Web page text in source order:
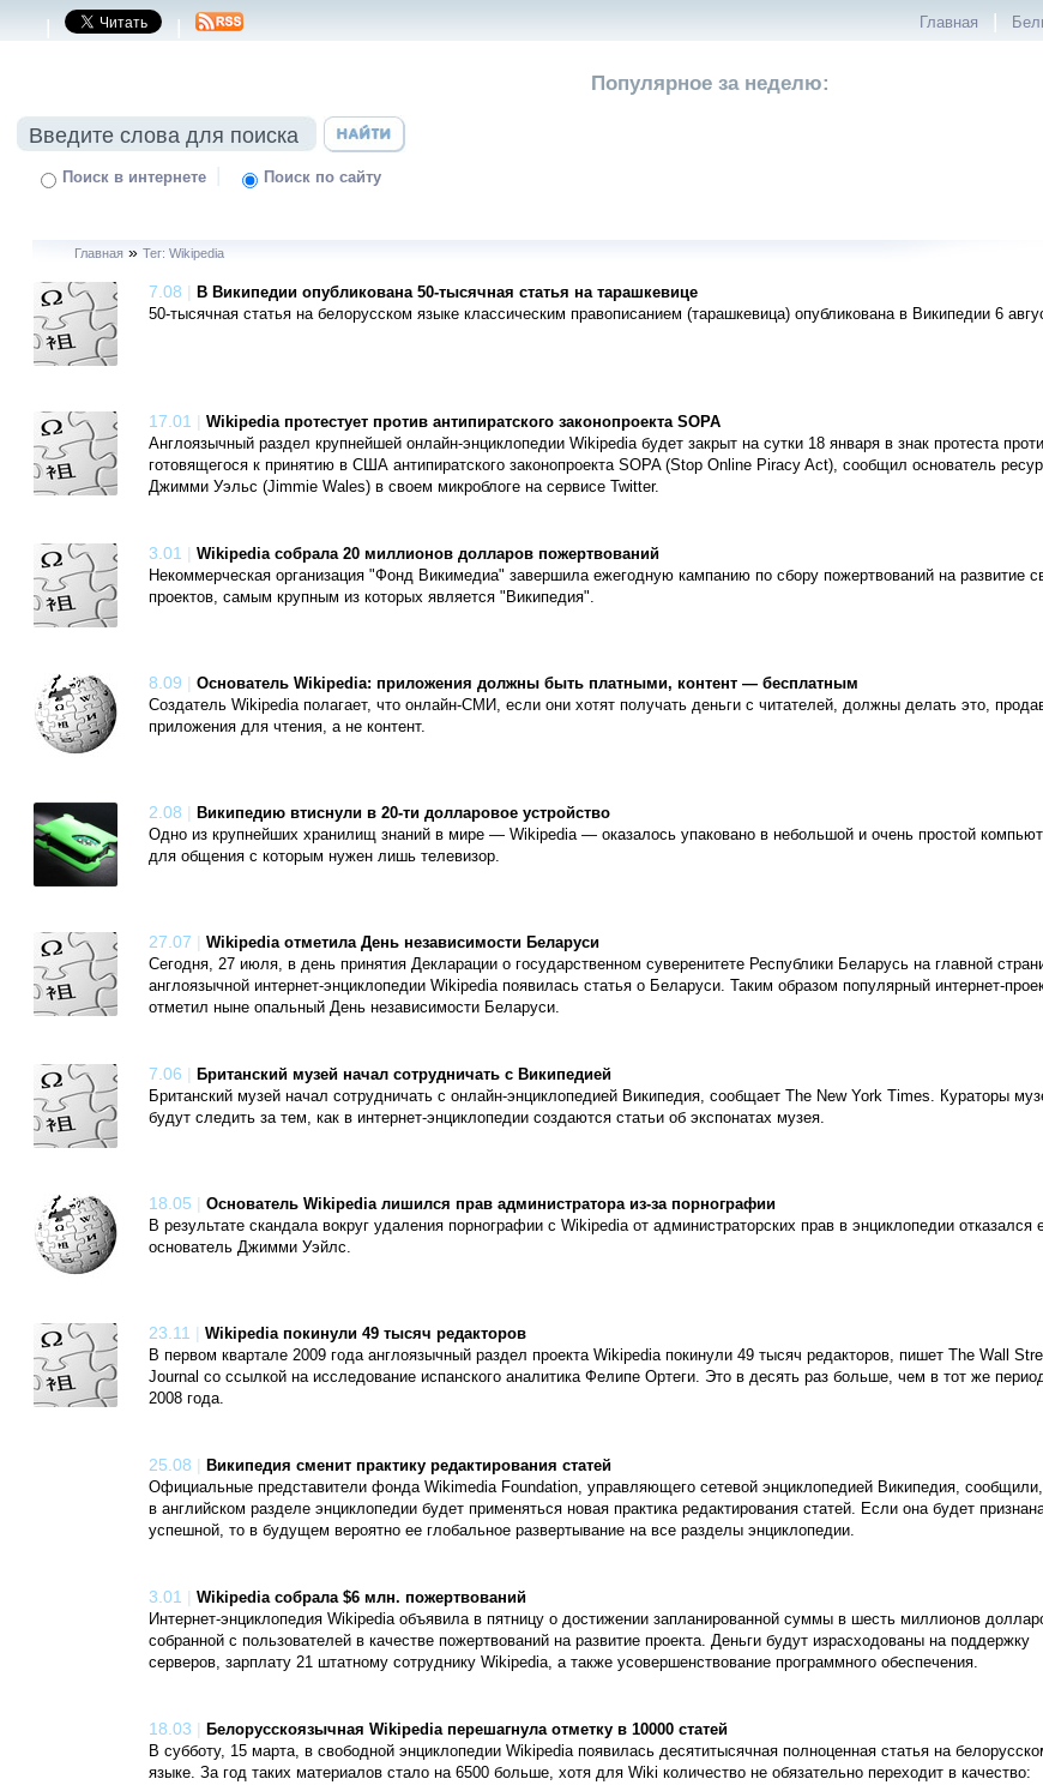
| | Главная |
Поиск в интернете | Поиск по сайту
Популярное за неделю:
Главная » Тег: Wikipedia
7.08 | В Википедии опубликована 50-тысячная статья на тарашкевице
50-тысячная статья на белорусском языке классическим правописанием (тарашкевица) опубликована в Википедии 6
17.01 | Wikipedia протестует против антипиратского законопроекта SOPA
Англоязычный раздел крупнейшей онлайн-энциклопедии Wikipedia будет закрыт на сутки 18 января в знак протеста
готовящегося к принятию в США антипиратского законопроекта SOPA (Stop Online Piracy Act), сообщил основатель
Джимми Уэльс (Jimmie Wales) в своем микроблоге на сервисе Twitter.
3.01 | Wikipedia собрала 20 миллионов долларов пожертвований
Некоммерческая организация "Фонд Викимедиа" завершила ежегодную кампанию по сбору пожертвований на развитие
проектов, самым крупным из которых является "Википедия".
8.09 | Основатель Wikipedia: приложения должны быть платными, контент — бесплатным
Создатель Wikipedia полагает, что онлайн-СМИ, если они хотят получать деньги с читателей, должны делать это,
приложения для чтения, а не контент.
2.08 | Википедию втиснули в 20-ти долларовое устройство
Одно из крупнейших хранилищ знаний в мире — Wikipedia — оказалось упаковано в небольшой и очень простой
для общения с которым нужен лишь телевизор.
27.07 | Wikipedia отметила День независимости Беларуси
Сегодня, 27 июля, в день принятия Декларации о государственном суверенитете Республики Беларусь на главной
англоязычной интернет-энциклопедии Wikipedia появилась статья о Беларуси. Таким образом популярный интернет-
отметил ныне опальный День независимости Беларуси.
7.06 | Британский музей начал сотрудничать с Википедией
Британский музей начал сотрудничать с онлайн-энциклопедией Википедия, сообщает The New York Times. Кураторы
будут следить за тем, как в интернет-энциклопедии создаются статьи об экспонатах музея.
18.05 | Основатель Wikipedia лишился прав администратора из-за порнографии
В результате скандала вокруг удаления порнографии с Wikipedia от администраторских прав в энциклопедии отказался
основатель Джимми Уэйлс.
23.11 | Wikipedia покинули 49 тысяч редакторов
В первом квартале 2009 года англоязычный раздел проекта Wikipedia покинули 49 тысяч редакторов, пишет The Wall
Journal со ссылкой на исследование испанского аналитика Фелипе Ортеги. Это в десять раз больше, чем в тот же
2008 года.
25.08 | Википедия сменит практику редактирования статей
Официальные представители фонда Wikimedia Foundation, управляющего сетевой энциклопедией Википедия,
в английском разделе энциклопедии будет применяться новая практика редактирования статей. Если она будет
успешной, то в будущем вероятно ее глобальное развертывание на все разделы энциклопедии.
3.01 | Wikipedia собрала $6 млн. пожертвований
Интернет-энциклопедия Wikipedia объявила в пятницу о достижении запланированной суммы в шесть миллионов
собранной с пользователей в качестве пожертвований на развитие проекта. Деньги будут израсходованы на поддержку
серверов, зарплату 21 штатному сотруднику Wikipedia, а также усовершенствование программного обеспечения.
18.03 | Белорусскоязычная Wikipedia перешагнула отметку в 10000 статей
В субботу, 15 марта, в свободной энциклопедии Wikipedia появилась десятитысячная полноценная статья на
языке. За год таких материалов стало на 6500 больше, хотя для Wiki количество не обязательно переходит в качество: